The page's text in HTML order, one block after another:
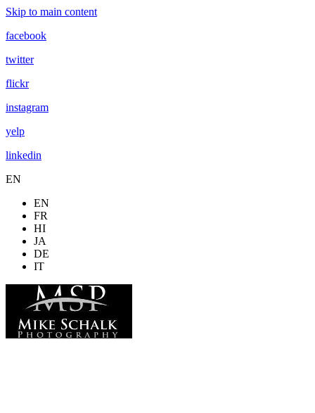
Skip to main content
facebook
twitter
flickr
instagram
yelp
linkedin
EN
EN
FR
HI
JA
DE
IT